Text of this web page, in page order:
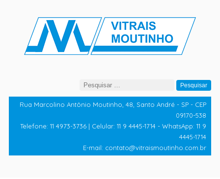
Pesquisar
por:
Rua Marcolino Antônio Moutinho, 48, Santo André - SP - CEP
09170-538
Telefone: 11 4973-3736 | Celular: 11 9 4445-1714 - WhatsApp: 11 9
4445-1714
E-mail: contato@vitraismoutinho.com.br